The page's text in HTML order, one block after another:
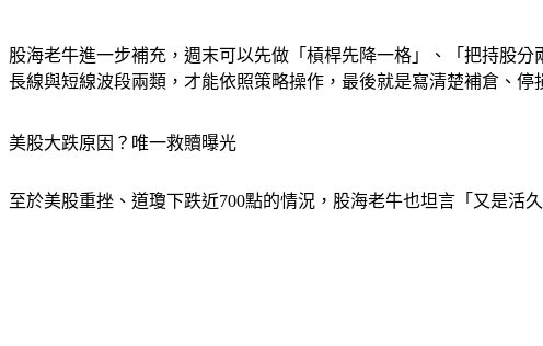
股海老牛進一步補充，週末可以先做「槓桿先降一格」、「把持股
長線與短線波段兩類，才能依照策略操作，最後就是寫清楚補倉、停
美股大跌原因？唯一救贖曝光
至於美股重挫、道瓊下跌近700點的情況，股海老牛也坦言「又是活